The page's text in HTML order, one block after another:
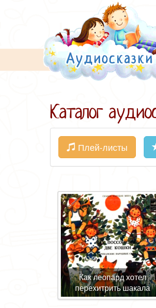
Каталог
Плей-листы
Как леопард хотел
перехитрить шакала